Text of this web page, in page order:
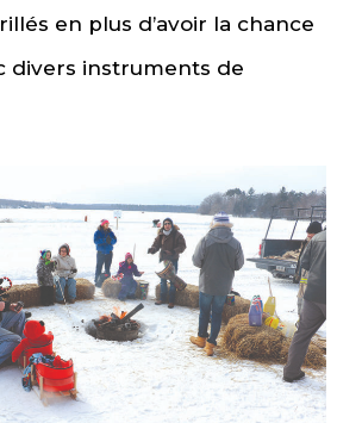
en plus d’avoir la chance
divers instruments de